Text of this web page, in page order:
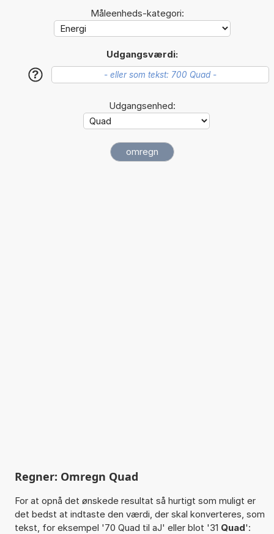
Måleenheds-kategori:
Udgangsværdi:
?
Udgangsenhed:
Regner: Omregn Quad
For at opnå det ønskede resultat så hurtigt som muligt er
det bedst at indtaste den værdi, der skal konverteres, som
tekst, for eksempel '70 Quad til aJ' eller blot '31 Quad':